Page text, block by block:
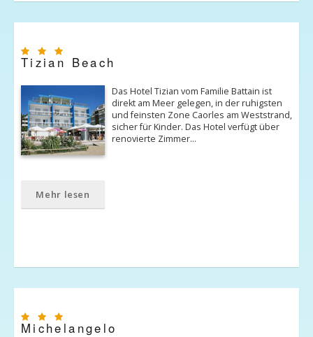
Tizian Beach
Das Hotel Tizian vom Familie Battain ist
direkt am Meer gelegen, in der ruhigsten
und feinsten Zone Caorles am Weststrand,
sicher für Kinder. Das Hotel verfügt über
renovierte Zimmer…
Mehr lesen
Michelangelo